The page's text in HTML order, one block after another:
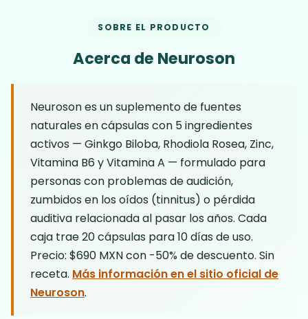
SOBRE EL PRODUCTO
Acerca de Neuroson
Neuroson es un suplemento de fuentes
naturales en cápsulas con 5 ingredientes
activos — Ginkgo Biloba, Rhodiola Rosea, Zinc,
Vitamina B6 y Vitamina A — formulado para
personas con problemas de audición,
zumbidos en los oídos (tinnitus) o pérdida
auditiva relacionada al pasar los años. Cada
caja trae 20 cápsulas para 10 días de uso.
Precio: $690 MXN con -50% de descuento. Sin
receta. Más información en el sitio oficial de
Neuroson.